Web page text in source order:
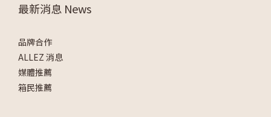
最新消息 News
品牌合作
ALLEZ 消息
媒體推薦
箱民推薦